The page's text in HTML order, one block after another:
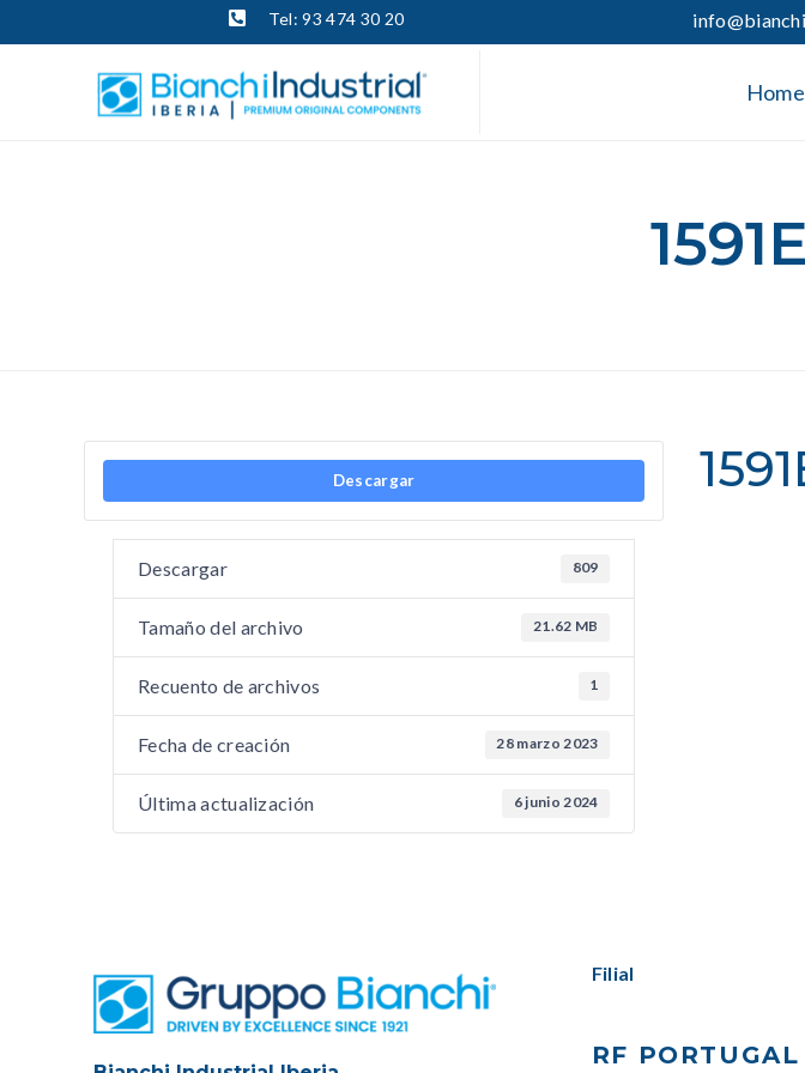
Tel: 93 474 30 20
Home
Descargar
Descargar 809
Tamaño del archivo 21.62 MB
Recuento de archivos 1
Fecha de creación 28 marzo 2023
Última actualización 6 junio 2024
Filial
RF PORTUGAL